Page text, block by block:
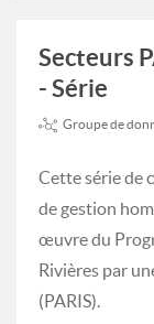
Secteurs
- Série
Groupe de
Cette série de
de gestion
œuvre du
Rivières par
(PARIS).